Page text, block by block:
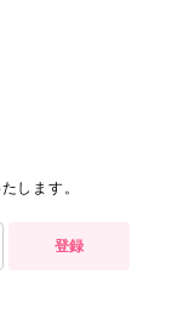
します。
登録